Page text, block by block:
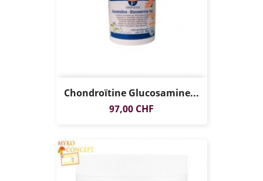
Chondroïtine Glucosamine...
Prix
97,00 CHF